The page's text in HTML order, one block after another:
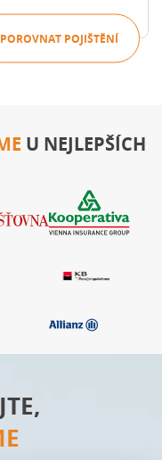
POROVNAT POJIŠTĚNÍ
U NEJLEPŠÍCH